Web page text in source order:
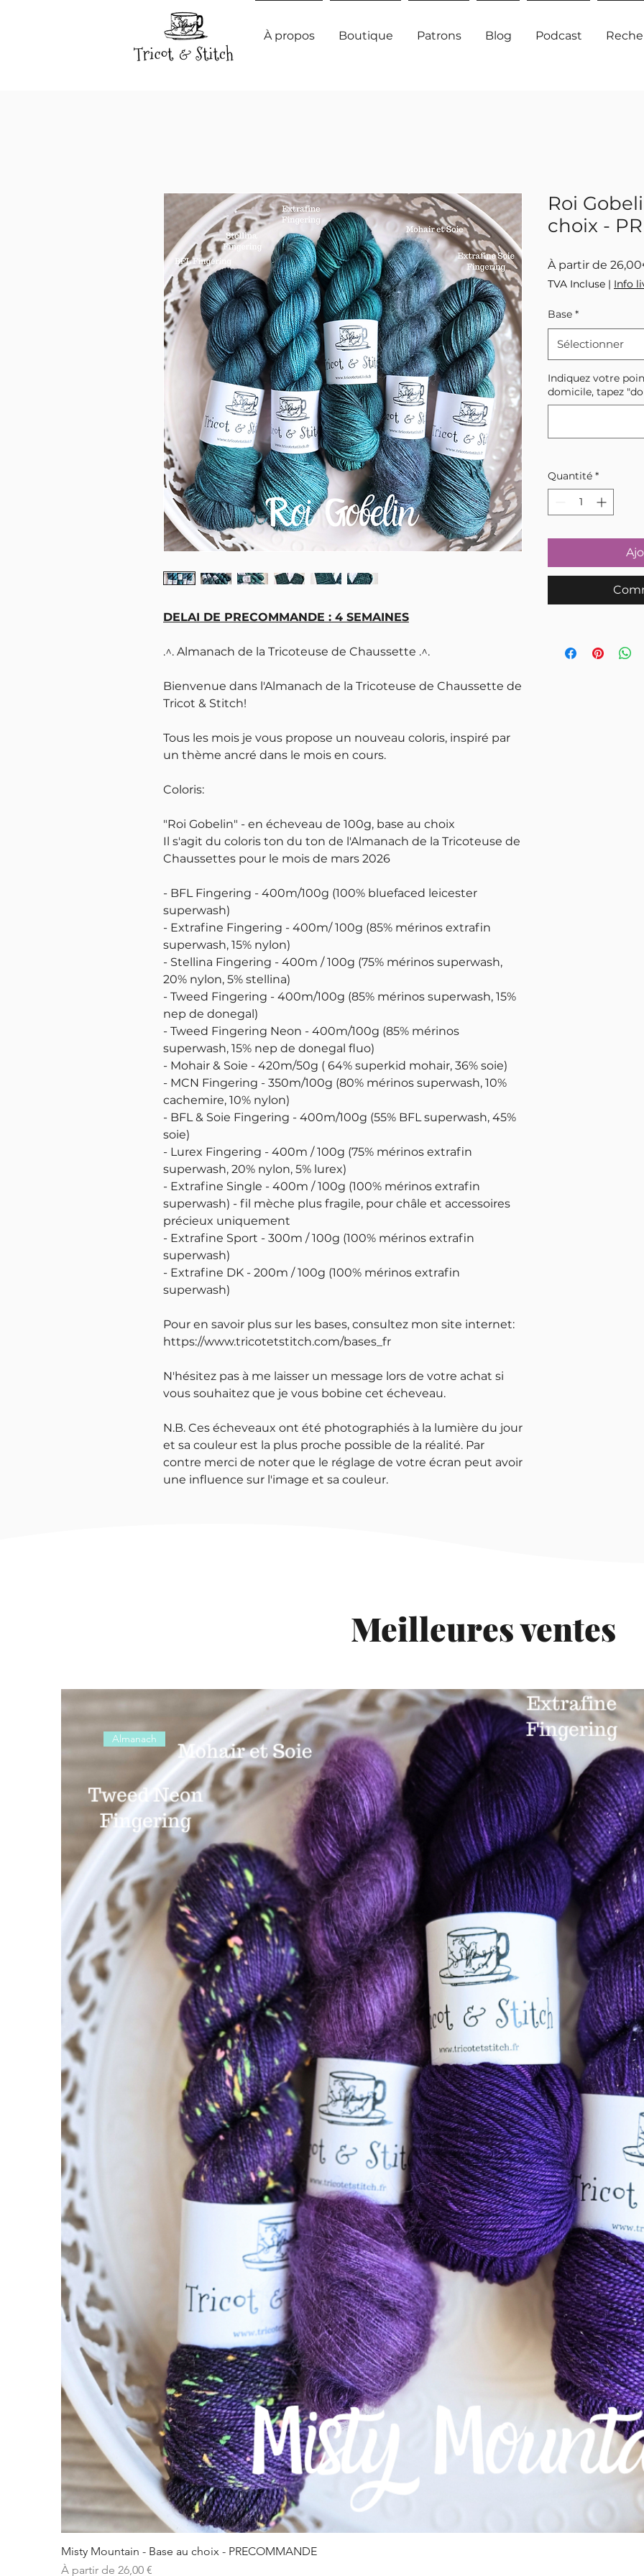
À propos Boutique Patrons Blog Podcast
DELAI DE PRECOMMANDE : 4 SEMAINES
.^. Almanach de la Tricoteuse de Chaussette .^.
Bienvenue dans l'Almanach de la Tricoteuse de Chaussette de
Tricot & Stitch!
Tous les mois je vous propose un nouveau coloris, inspiré par
un thème ancré dans le mois en cours.
Coloris:
"Roi Gobelin" - en écheveau de 100g, base au choix
Il s'agit du coloris ton du ton de l'Almanach de la Tricoteuse de
Chaussettes pour le mois de mars 2026
- BFL Fingering - 400m/100g (100% bluefaced leicester
superwash)
- Extrafine Fingering - 400m/ 100g (85% mérinos extrafin
superwash, 15% nylon)
- Stellina Fingering - 400m / 100g (75% mérinos superwash,
20% nylon, 5% stellina)
- Tweed Fingering - 400m/100g (85% mérinos superwash, 15%
nep de donegal)
- Tweed Fingering Neon - 400m/100g (85% mérinos
superwash, 15% nep de donegal fluo)
- Mohair & Soie - 420m/50g ( 64% superkid mohair, 36% soie)
- MCN Fingering - 350m/100g (80% mérinos superwash, 10%
cachemire, 10% nylon)
- BFL & Soie Fingering - 400m/100g (55% BFL superwash, 45%
soie)
- Lurex Fingering - 400m / 100g (75% mérinos extrafin
superwash, 20% nylon, 5% lurex)
- Extrafine Single - 400m / 100g (100% mérinos extrafin
superwash) - fil mèche plus fragile, pour châle et accessoires
précieux uniquement
- Extrafine Sport - 300m / 100g (100% mérinos extrafin
superwash)
- Extrafine DK - 200m / 100g (100% mérinos extrafin
superwash)
Pour en savoir plus sur les bases, consultez mon site internet:
https://www.tricotetstitch.com/bases_fr
N'hésitez pas à me laisser un message lors de votre achat si
vous souhaitez que je vous bobine cet écheveau.
N.B. Ces écheveaux ont été photographiés à la lumière du jour
et sa couleur est la plus proche possible de la réalité. Par
contre merci de noter que le réglage de votre écran peut avoir
une influence sur l'image et sa couleur.
Roi
choix -
À partir de
TVA Incluse | Info
Base *
Sélectionner
Indiquez votre
domicile, tapez
Quantité *
Meilleures ventes
Almanach
Misty Mountain - Base au choix - PRECOMMANDE
À partir de 26,00 €
Prix promotionnel